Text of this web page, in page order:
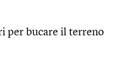
per bucare il terreno